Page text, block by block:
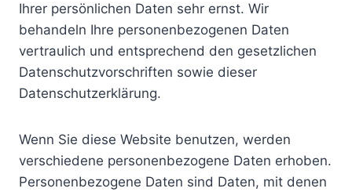
Ihrer persönlichen Daten sehr ernst. Wir
behandeln Ihre personenbezogenen Daten
vertraulich und entsprechend den gesetzlichen
Datenschutzvorschriften sowie dieser
Datenschutzerklärung.
Wenn Sie diese Website benutzen, werden
verschiedene personenbezogene Daten erhoben.
Personenbezogene Daten sind Daten, mit denen